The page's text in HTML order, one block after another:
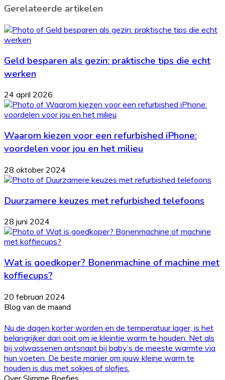
Gerelateerde artikelen
Geld besparen als gezin: praktische tips die echt
werken
24 april 2026
Waarom kiezen voor een refurbished iPhone:
voordelen voor jou en het milieu
28 oktober 2024
Duurzamere keuzes met refurbished telefoons
28 juni 2024
Wat is goedkoper? Bonenmachine of machine met
koffiecups?
20 februari 2024
Blog van de maand
Nu de dagen korter worden en de temperatuur lager, is het
belangrijker dan ooit om je kleintje warm te houden. Net als
bij volwassenen ontsnapt bij baby’s de meeste warmte via
hun voeten. De beste manier om jouw kleine warm te
houden is dus met sokjes of slofjes.